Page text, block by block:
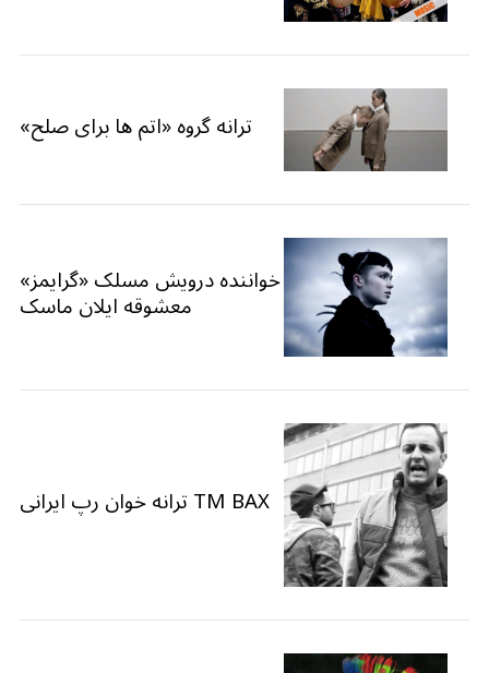
ترانه گروه «اتم ها برای صلح»
خواننده درویش مسلک «گرایمز»
معشوقه ایلان ماسک
TM BAX ترانه خوان رپ ایرانی